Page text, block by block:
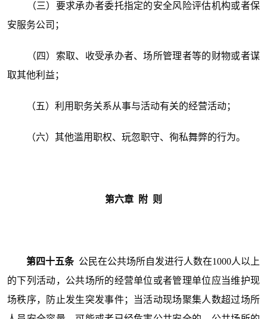
（三）要求承办者委托指定的安全风险评估机构或者保
安服务公司；
（四）索取、收受承办者、场所管理者等的财物或者谋
取其他利益；
（五）利用职务关系从事与活动有关的经营活动；
（六）其他滥用职权、玩忽职守、徇私舞弊的行为。
第六章 附 则
第四十五条 公民在公共场所自发进行人数在1000人以上
的下列活动，公共场所的经营单位或者管理单位应当维护现
场秩序，防止发生突发事件；当活动现场聚集人数超过场所